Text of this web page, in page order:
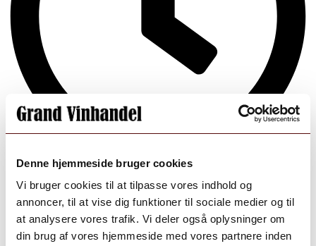
Denne hjemmeside bruger cookies
Vi bruger cookies til at tilpasse vores indhold og
annoncer, til at vise dig funktioner til sociale medier og til
at analysere vores trafik. Vi deler også oplysninger om
din brug af vores hjemmeside med vores partnere inden
Aug 7
Open post by grand_vinhandel with ID
18105545093331876